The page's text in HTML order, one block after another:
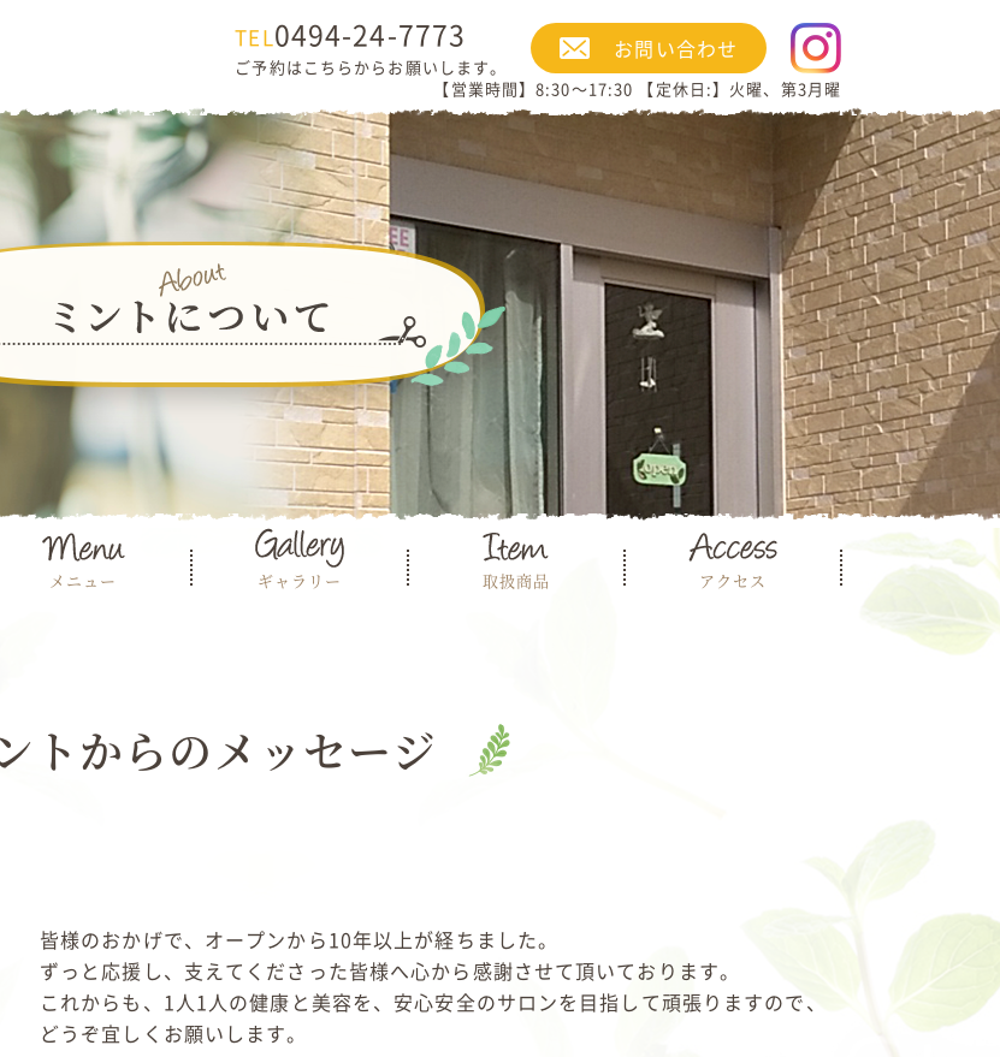
TEL0494-24-7773
ご予約はこちらからお願いします。
お問い合わせ
【営業時間】8:30～17:30 【定休日:】火曜、第3月曜
メニュー ギャラリー 取扱商品 アクセス
ントからのメッセージ
皆様のおかげで、オープンから10年以上が経ちました。
ずっと応援し、支えてくださった皆様へ心から感謝させて頂いております。
これからも、1人1人の健康と美容を、安心安全のサロンを目指して頑張りますので、
どうぞ宜しくお願いします。